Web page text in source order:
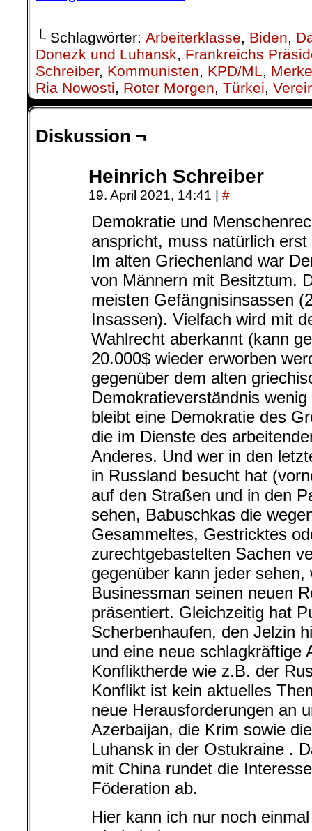
└ Schlagwörter: Arbeiterklasse, Biden,
Donezk und Luhansk, Frankreichs
Schreiber, Kommunisten, KPD/ML,
Ria Nowosti, Roter Morgen, Türkei,
Diskussion ¬
Heinrich Schreiber
19. April 2021, 14:41 #
Demokratie und
anspricht, muss natürlich
Im alten Griechenland war
von Männern mit Besitztum.
meisten Gefängnisinsassen
Insassen). Vielfach wird mit
Wahlrecht aberkannt (kann
20.000$ wieder erworben
gegenüber dem alten
Demokratieverständnis
bleibt eine Demokratie des
die im Dienste des
Anderes. Und wer in den
in Russland besucht hat
auf den Straßen und in den
sehen, Babuschkas die
Gesammeltes, Gestricktes
zurechtgebastelten Sachen
gegenüber kann jeder sehen,
Businessman seinen neuen
präsentiert. Gleichzeitig hat
Scherbenhaufen, den Jelzin
und eine neue schlagkräftige
Konfliktherde wie z.B. der
Konflikt ist kein aktuelles
neue Herausforderungen an
Azerbaijan, die Krim sowie
Luhansk in der Ostukraine .
mit China rundet die
Föderation ab.
Hier kann ich nur noch